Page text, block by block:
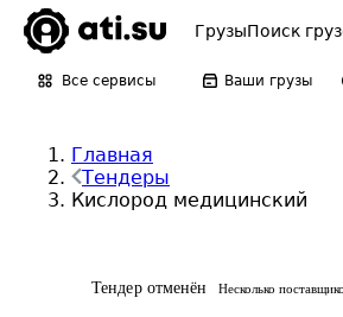
ГрузыПоиск
Все сервисы Ваши грузы
Главная
Тендеры
Кислород медицинский
Тендер отменён Несколько